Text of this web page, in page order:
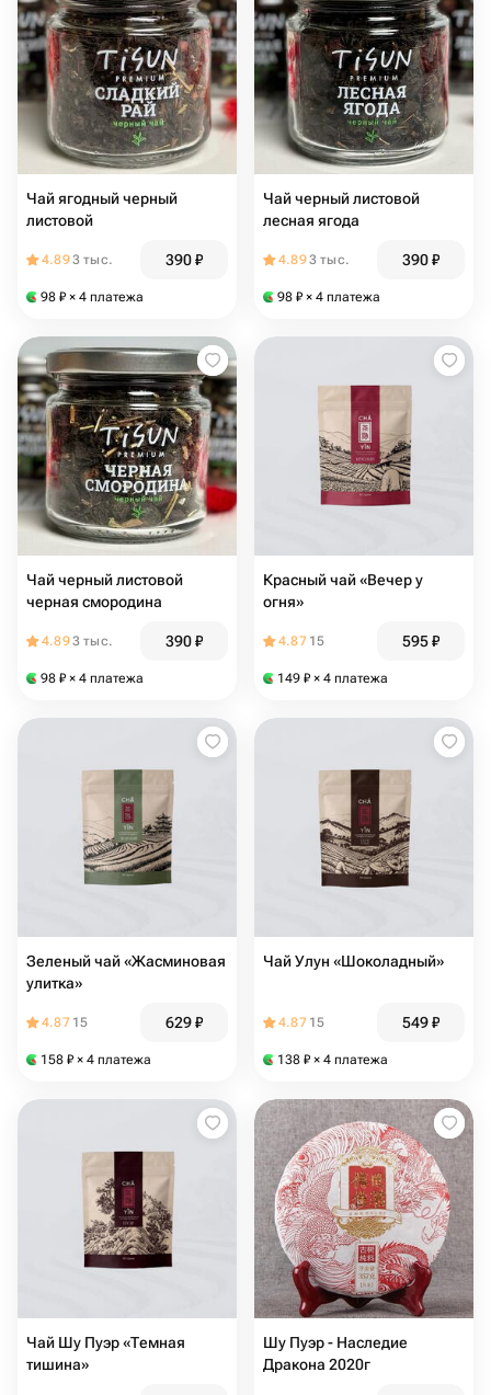
Чай ягодный черный
листовой
4.893 тыс. 390₽
98 ₽ × 4 платежа
Чай черный листовой
лесная ягода
4.893 тыс. 390₽
98 ₽ × 4 платежа
Чай черный листовой
черная смородина
4.893 тыс. 390₽
98 ₽ × 4 платежа
Красный чай «Вечер у
огня»
4.87 15 595₽
149 ₽ × 4 платежа
Зеленый чай «Жасминовая
улитка»
4.87 15 629₽
158 ₽ × 4 платежа
Чай Улун «Шоколадный»
4.87 15 549₽
138 ₽ × 4 платежа
Чай Шу Пуэр «Темная
тишина»
Шу Пуэр - Наследие
Дракона 2020г